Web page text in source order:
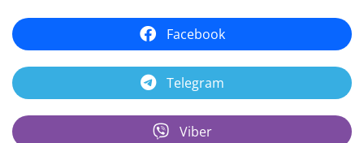
Facebook
Telegram
Viber